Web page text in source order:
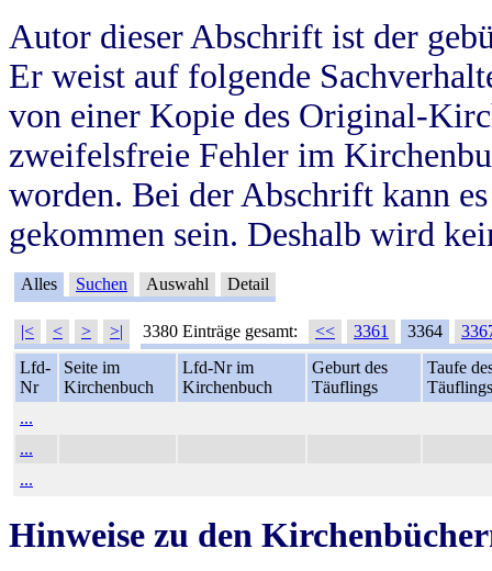
Autor dieser Abschrift ist der
Er weist auf folgende
von einer Kopie des Original-
zweifelsfreie Fehler im
worden. Bei der Abschrift kann
gekommen sein. Deshalb wird
Alles Suchen Auswahl Detail
|< < > >| 3380 Einträge gesamt: << 3361 3364
Lfd-
Nr
Seite im
Kirchenbuch
Lfd-Nr im
Kirchenbuch
Geburt des
Täuflings
Taufe
Täuflings
...
...
...
Hinweise zu den